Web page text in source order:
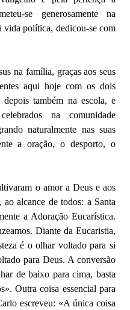
se generosamente na
vida política, dedicou-se com
na família, graças aos seus
aqui hoje com os dois
também na escola, e
na comunidade
naturalmente nas suas
a oração, o desporto, o
o amor a Deus e aos
alcance de todos: a Santa
a Adoração Eucarística.
Diante da Eucaristia,
é o olhar voltado para si
para Deus. A conversão
de baixo para cima, basta
Outra coisa essencial para
escreveu: «A única coisa